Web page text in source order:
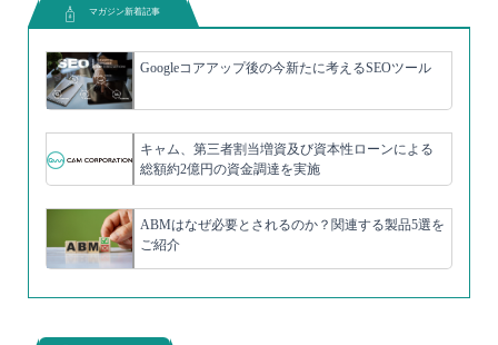
マガジン新着記事
Googleコアアップ後の今新たに考えるSEOツール
キャム、第三者割当増資及び資本性ローンによる
総額約2億円の資金調達を実施
ABMはなぜ必要とされるのか？関連する製品5選を
ご紹介